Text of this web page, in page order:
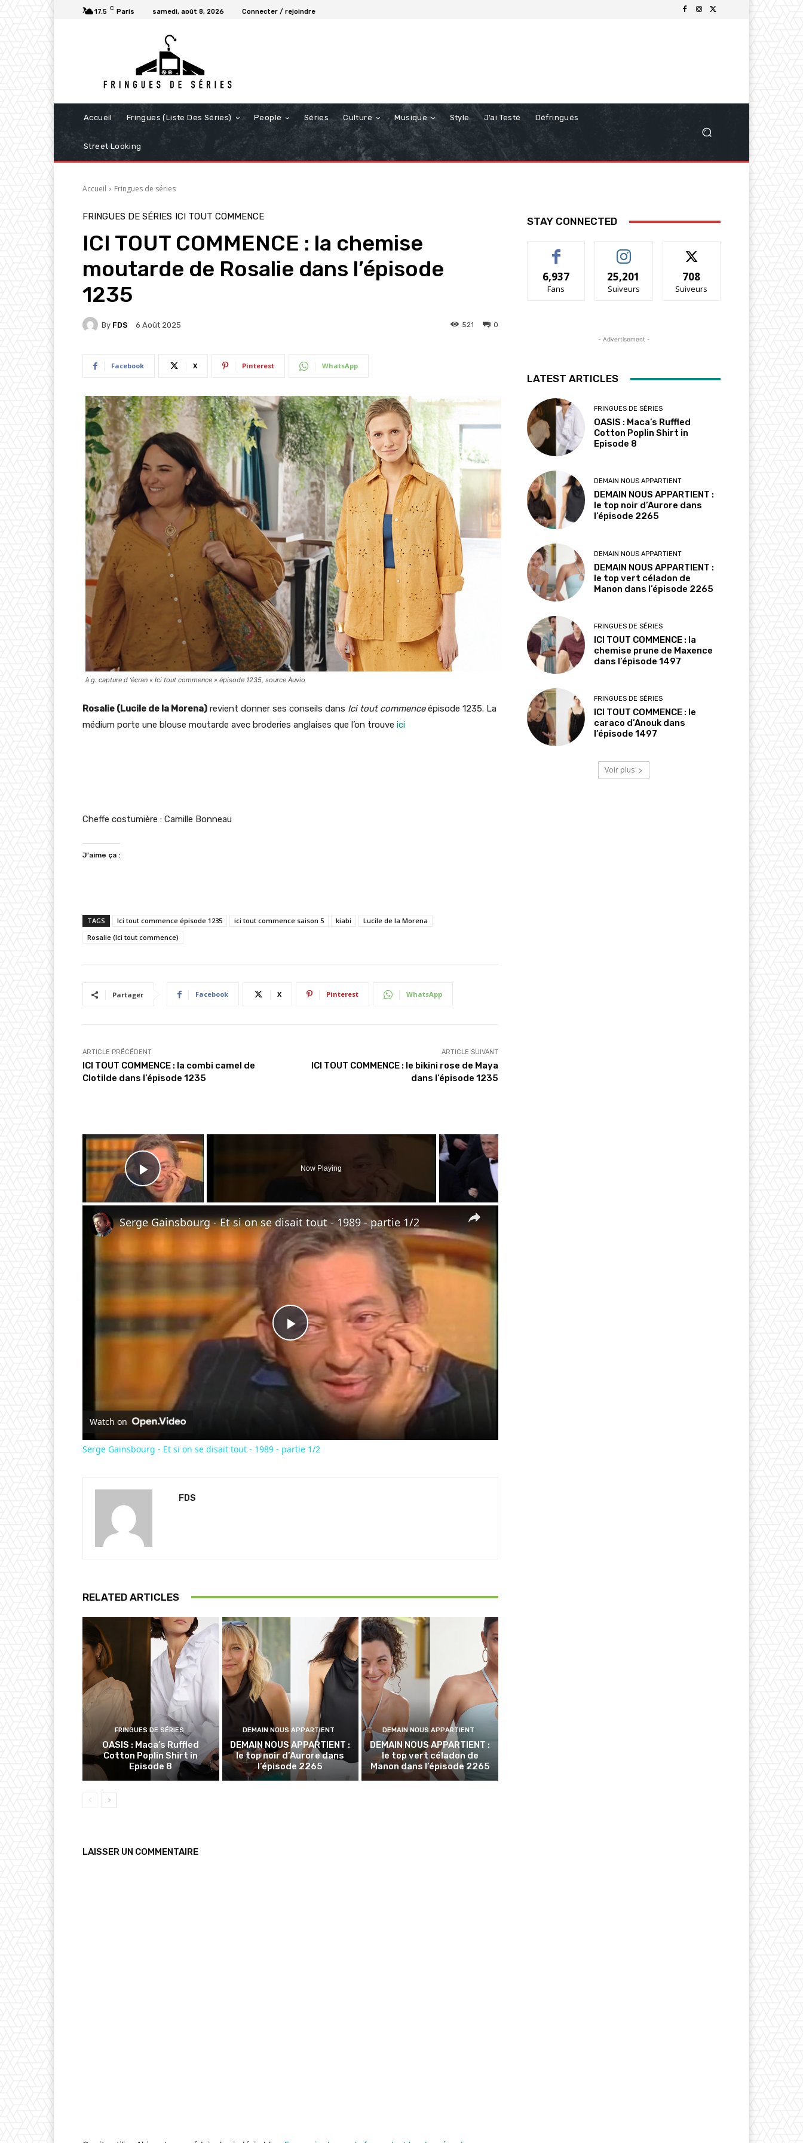
17.5 C Paris samedi, août 8, 2026 Connecter / rejoindre
Accueil Fringues (Liste Des Séries) People Séries Culture Musique Style J’ai Testé Défringués
Street Looking
Accueil Fringues de séries
FRINGUES DE SÉRIES ICI TOUT COMMENCE
ICI TOUT COMMENCE : la chemise
moutarde de Rosalie dans l’épisode
1235
By FDS 6 Août 2025 0
521
Facebook X Pinterest WhatsApp
à g. capture d ‘écran « Ici tout commence » épisode 1235, source Auvio
Rosalie (Lucile de la Morena) revient donner ses conseils dans Ici tout commenceépisode 1235. La
médium porte une blouse moutarde avec broderies anglaises que l’on trouve ici
Cheffe costumière : Camille Bonneau
J’aime ça :
TAGS Ici tout commence épisode 1235 ici tout commence saison 5 kiabi
Lucile de la Morena
Rosalie (Ici tout commence)
Partager Facebook X Pinterest WhatsApp
ARTICLE PRÉCÉDENT
ICI TOUT COMMENCE : la combi camel de
Clotilde dans l’épisode 1235
ARTICLE SUIVANT
ICI TOUT COMMENCE : le bikini rose de Maya
dans l’épisode 1235
×
Play Video
Now Playing
Play
Video
Serge Gainsbourg - Et si on se disait tout - 1989 - partie 1/2
Watch on
Serge Gainsbourg - Et si on se disait tout - 1989 - partie 1/2
FDS
RELATED ARTICLES
FRINGUES DE SÉRIES
OASIS : Maca’s Ruffled
Cotton Poplin Shirt in
Episode 8
DEMAIN NOUS APPARTIENT
DEMAIN NOUS APPARTIENT :
le top noir d’Aurore dans
l’épisode 2265
DEMAIN NOUS APPARTIENT
DEMAIN NOUS APPARTIENT :
le top vert céladon de
Manon dans l’épisode 2265
LAISSER UN COMMENTAIRE
STAY CONNECTED
6,937
Fans
25,201
Suiveurs
708
Suiveurs
- Advertisement -
LATEST ARTICLES
FRINGUES DE SÉRIES
OASIS : Maca’s Ruffled
Cotton Poplin Shirt in
Episode 8
DEMAIN NOUS APPARTIENT
DEMAIN NOUS APPARTIENT :
le top noir d’Aurore dans
l’épisode 2265
DEMAIN NOUS APPARTIENT
DEMAIN NOUS APPARTIENT :
le top vert céladon de
Manon dans l’épisode 2265
FRINGUES DE SÉRIES
ICI TOUT COMMENCE : la
chemise prune de Maxence
dans l’épisode 1497
FRINGUES DE SÉRIES
ICI TOUT COMMENCE : le
caraco d’Anouk dans
l’épisode 1497
Voir plus